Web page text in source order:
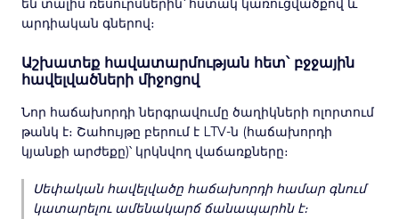
են տալիս ռեսուրսներին՝ հստակ կառուցվածքով և
արդիական գներով։
Աշխատեք հավատարմության հետ՝ բջջային
հավելվածների միջոցով
Նոր հաճախորդի ներգրավումը ծաղիկների ոլորտում
թանկ է։ Շահույթը բերում է LTV-ն (հաճախորդի
կյանքի արժեքը)՝ կրկնվող վաճառքները։
Սեփական հավելվածը հաճախորդի համար գնում
կատարելու ամենակարճ ճանապարհն է։